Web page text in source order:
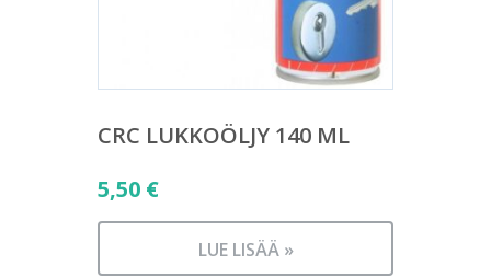
CRC LUKKOÖLJY 140 ML
5,50 €
LUE LISÄÄ »